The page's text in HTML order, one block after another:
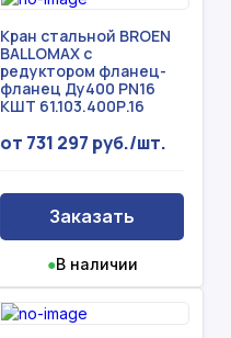
Кран стальной BROEN
BALLOMAX с
редуктором фланец-
фланец Ду400 PN16
КШТ 61.103.400Р.16
от 731 297 руб./шт.
Заказать
●В наличии